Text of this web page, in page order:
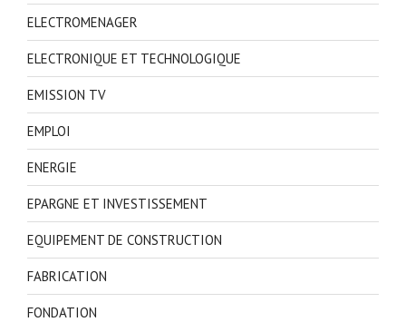
ELECTROMENAGER
ELECTRONIQUE ET TECHNOLOGIQUE
EMISSION TV
EMPLOI
ENERGIE
EPARGNE ET INVESTISSEMENT
EQUIPEMENT DE CONSTRUCTION
FABRICATION
FONDATION